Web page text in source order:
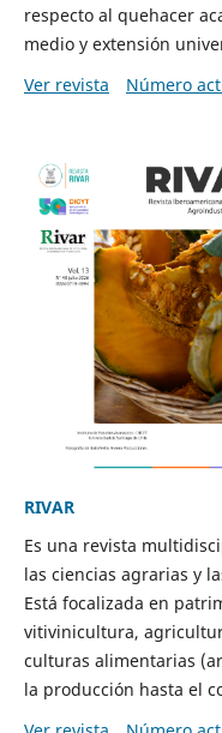
respecto al quehacer
medio y extensión
Ver revista
Número
RIVAR
Es una revista
las ciencias agrarias y
Está focalizada en
vitivinicultura,
culturas alimentarias
la producción hasta el